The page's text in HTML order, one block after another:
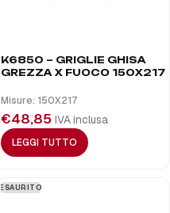
K6850 – GRIGLIE GHISA
GREZZA X FUOCO 150X217
Misure: 150X217
€48,85 IVA inclusa
LEGGI TUTTO
ESAURITO